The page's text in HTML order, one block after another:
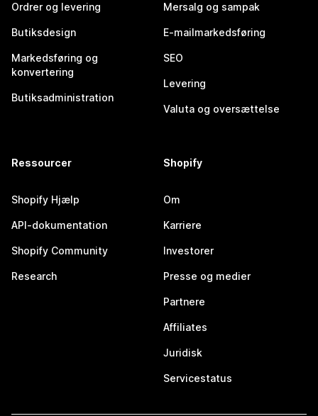
Ordrer og levering
Butiksdesign
Markedsføring og
konvertering
Butiksadministration
Mersalg og sampak
E-mailmarkedsføring
SEO
Levering
Valuta og oversættelse
Ressourcer
Shopify Hjælp
API-dokumentation
Shopify Community
Research
Shopify
Om
Karriere
Investorer
Presse og medier
Partnere
Affiliates
Juridisk
Servicestatus